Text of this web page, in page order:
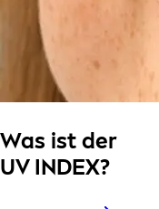
Was ist der
UV INDEX?